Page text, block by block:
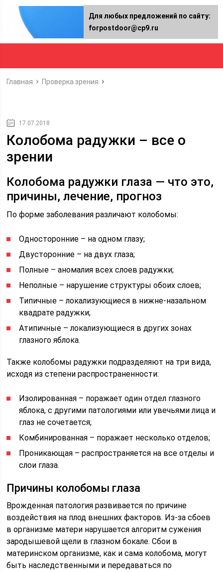
Главная Проверка зрения
17.07.2018
Колобома радужки – все о
зрении
Колобома радужки глаза — что это,
причины, лечение, прогноз
По форме заболевания различают колобомы:
Односторонние – на одном глазу;
Двусторонние – на двух глаза;
Полные – аномалия всех слоев радужки;
Неполные – нарушение структуры обоих слоев;
Типичные – локализующиеся в нижне-назальном
квадрате радужки;
Атипичные – локализующиеся в других зонах
глазного яблока.
Также колобомы радужки подразделяют на три вида,
исходя из степени распространенности:
Изолированная – поражает один отдел глазного
яблока, с другими патологиями или увечьями лица и
глаз не сочетается;
Комбинированная – поражает несколько отделов;
Проникающая – распространяется на все отделы и
слои глаза.
Причины колобомы глаза
Врожденная патология развивается по причине
воздействия на плод внешних факторов. Из-за сбоев
в организме матери нарушается алгоритм сужения
зародышевой щели в глазном бокале. Сбои в
материнском организме, как и сама колобома, могут
быть наследственными и передаваться по
Для любых предложений по сайту:
forpostdoor@cp9.ru